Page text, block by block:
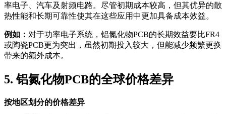
率电子、汽车及射频电路。尽管初期成本较高，但其优异的散
热性能和长期可靠性使其在这些应用中更加具备成本效益。
例如： 对于功率电子系统，铝氮化物PCB的长期效益要比FR4
或陶瓷PCB更为突出，虽然初期投入较大，但能减少频繁更换
带来的额外成本。
5. 铝氮化物PCB的全球价格差异
按地区划分的价格差异